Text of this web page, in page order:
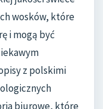
wosków, które
i mogą być
z polskimi
biurowe, które